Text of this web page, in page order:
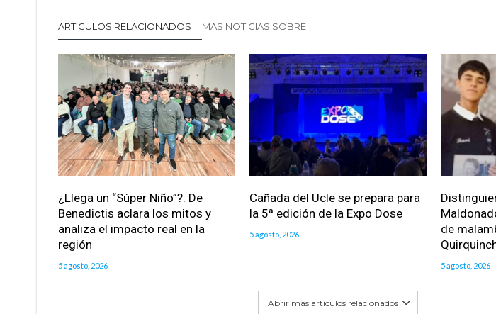
ARTICULOS RELACIONADOS MAS NOTICIAS SOBRE
¿Llega un “Súper Niño”?: De
Benedictis aclara los mitos y
analiza el impacto real en la
región
5 agosto, 2026
Cañada del Ucle se prepara para
la 5ª edición de la Expo Dose
5 agosto, 2026
de
5 agosto, 2026
Abrir mas artículos relacionados